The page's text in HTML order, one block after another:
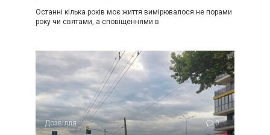
Останні кілька років моє життя вимірювалося не порами
року чи святами, а сповіщеннями в
Дозвілля 0